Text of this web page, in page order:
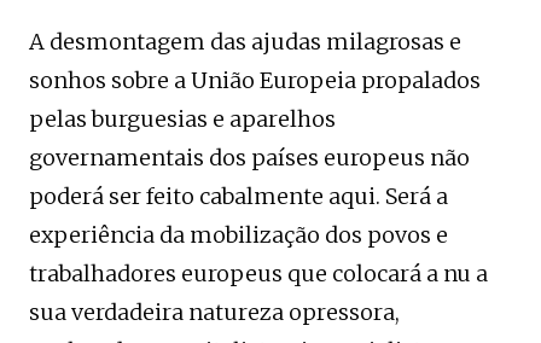
A desmontagem das ajudas milagrosas e
sonhos sobre a União Europeia propalados
pelas burguesias e aparelhos
governamentais dos países europeus não
poderá ser feito cabalmente aqui. Será a
experiência da mobilização dos povos e
trabalhadores europeus que colocará a nu a
sua verdadeira natureza opressora,